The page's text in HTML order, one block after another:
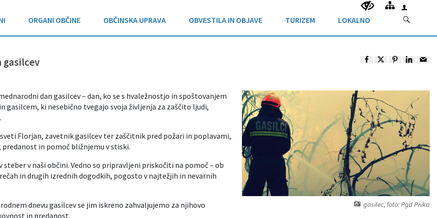
ORGANI OBČINE OBČINSKA UPRAVA OBVESTILA IN OBJAVE TURIZEM LOKALNO
gasilcev
gasilec, foto: Pgd Pivka
dan gasilcev – dan, ko se s hvaležnostjo in spoštovanjem
gasilcem, ki nesebično tvegajo svoja življenja za zaščito ljudi,
Florjan, zavetnik gasilcev ter zaščitnik pred požari in poplavami,
in pomoč bližnjemu v stiski.
steber v naši občini. Vedno so pripravljeni priskočiti na pomoč – ob
in drugih izrednih dogodkih, pogosto v najtežjih in nevarnih
dnevu gasilcev se jim iskreno zahvaljujemo za njihovo
in predanost.